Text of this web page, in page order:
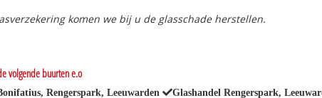
komen we bij u de glasschade herstellen.
volgende buurten e.o
Rengerspark, Leeuwarden Glashandel Rengerspark,